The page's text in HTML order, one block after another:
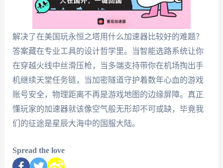
解决了在美国玩永恒之塔用什么加速器比较好的难题？
答案藏在专业工具的设计哲学里。当智能选路系统让你
在穿越火线中丝滑压枪，当多端支持带你在机场掏出手
机继续天堂任务链，当加密隧道守护着数年心血的游戏
账号安全，物理距离不再是游戏地图的边缘屏障。真正
懂玩家的加速器就该像空气般无形却不可或缺，毕竟我
们的征途是星辰大海中的国服大陆。
Spread the love